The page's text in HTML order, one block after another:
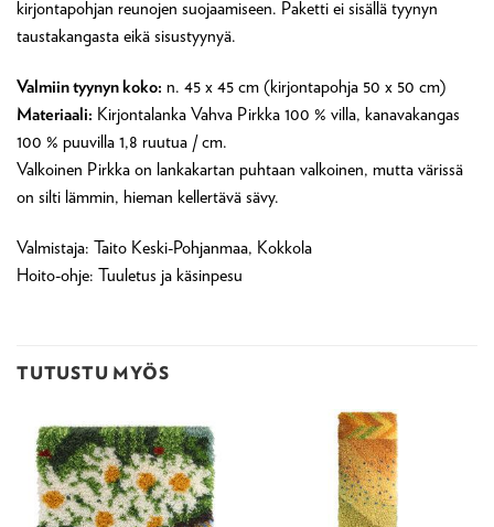
kirjontapohjan reunojen suojaamiseen. Paketti ei sisällä tyynyn
taustakangasta eikä sisustyynyä.
Valmiin tyynyn koko: n. 45 x 45 cm (kirjontapohja 50 x 50 cm)
Materiaali: Kirjontalanka Vahva Pirkka 100 % villa, kanavakangas
100 % puuvilla 1,8 ruutua / cm.
Valkoinen Pirkka on lankakartan puhtaan valkoinen, mutta värissä
on silti lämmin, hieman kellertävä sävy.
Valmistaja: Taito Keski-Pohjanmaa, Kokkola
Hoito-ohje: Tuuletus ja käsinpesu
TUTUSTU MYÖS